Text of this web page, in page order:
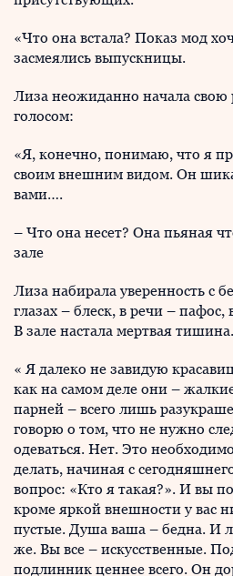
«Что она встала? Показ мод
засмеялись выпускницы.
Лиза неожиданно начала свою
голосом:
«Я, конечно, понимаю, что я
своим внешним видом. Он
вами….
– Что она несет? Она пьяная
зале
Лиза набирала уверенность с
глазах – блеск, в речи –
В зале настала мертвая
« Я далеко не завидую
как на самом деле они –
парней – всего лишь
говорю о том, что не нужно
одеваться. Нет. Это
делать, начиная с
вопрос: «Кто я такая?». И вы
кроме яркой внешности у вас
пустые. Душа ваша – бедна. И
же. Вы все – искусственные.
подлинник ценнее всего. Он